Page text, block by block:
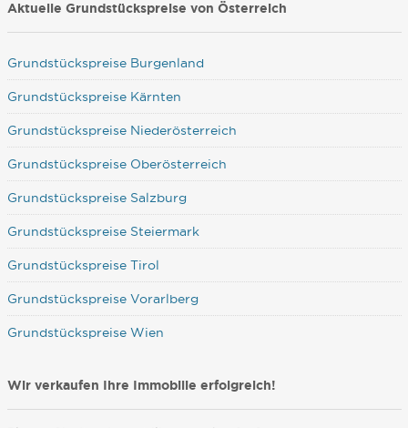
Aktuelle Grundstückspreise von Österreich
Grundstückspreise Burgenland
Grundstückspreise Kärnten
Grundstückspreise Niederösterreich
Grundstückspreise Oberösterreich
Grundstückspreise Salzburg
Grundstückspreise Steiermark
Grundstückspreise Tirol
Grundstückspreise Vorarlberg
Grundstückspreise Wien
Wir verkaufen Ihre Immobilie erfolgreich!